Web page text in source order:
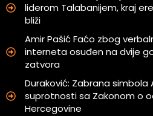
liderom Talabanijem, kraj
bliži
Amir Pašić Faćo zbog
interneta osuđen na dvije
zatvora
Duraković: Zabrana simbola
suprotnosti sa Zakonom o
Hercegovine